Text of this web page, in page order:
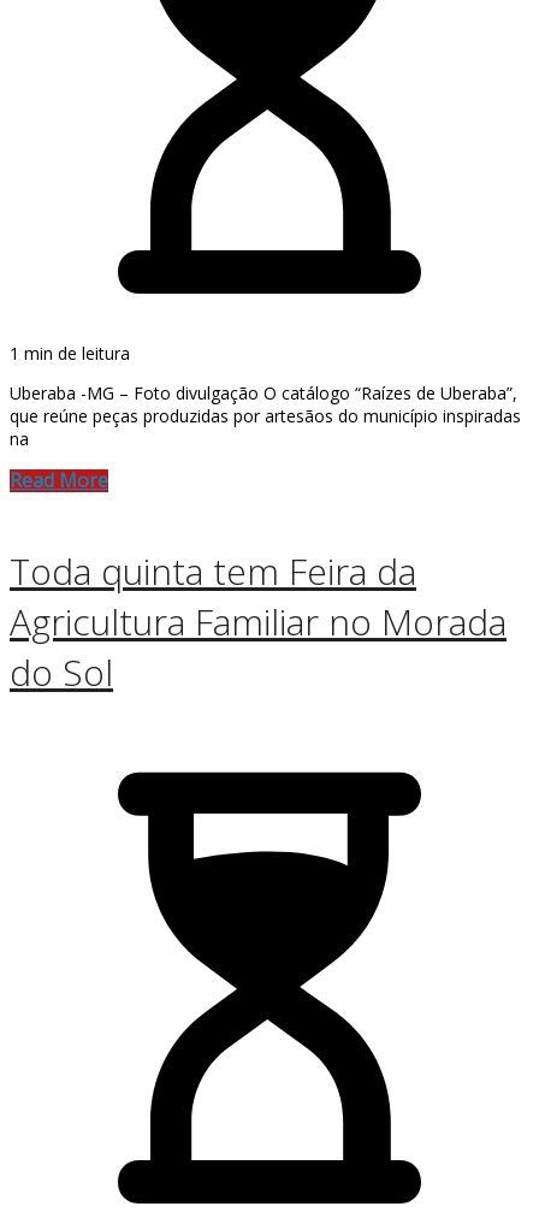
1 min de leitura
Uberaba -MG – Foto divulgação O catálogo “Raízes de Uberaba”,
que reúne peças produzidas por artesãos do município inspiradas
na
Read More
Toda quinta tem Feira da
Agricultura Familiar no Morada
do Sol